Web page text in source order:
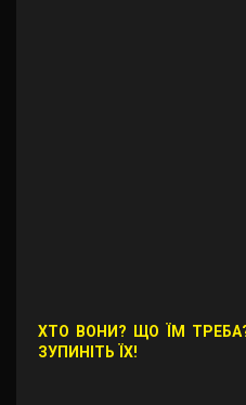
ХТО ВОНИ? ЩО ЇМ
ЗУПИНІТЬ ЇХ!